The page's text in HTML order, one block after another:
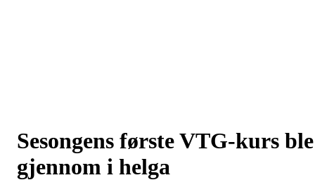
Sesongens første VTG-kurs ble
gjennom i helga